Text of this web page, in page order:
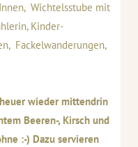
Wichtelsstube mit
Kinder-
Fackelwanderungen,
wieder mittendrin
Beeren-, Kirsch und
:-) Dazu servieren